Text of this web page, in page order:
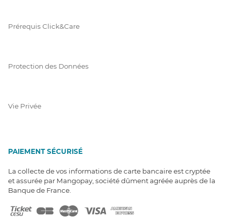
Prérequis Click&Care
Protection des Données
Vie Privée
PAIEMENT SÉCURISÉ
La collecte de vos informations de carte bancaire est cryptée
et assurée par Mangopay, société dûment agréée auprès de la
Banque de France.